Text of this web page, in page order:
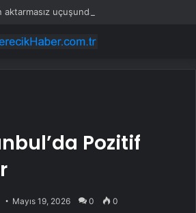
Pozitif
Mayıs 19, 2026 0 0